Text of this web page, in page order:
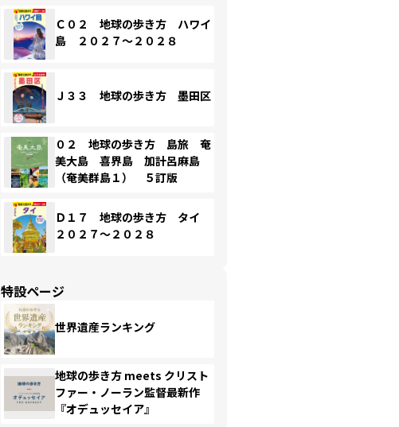
Ｃ０２ 地球の歩き方 ハワイ
島 ２０２７～２０２８
Ｊ３３ 地球の歩き方 墨田区
０２ 地球の歩き方 島旅 奄
美大島 喜界島 加計呂麻島
（奄美群島１） ５訂版
Ｄ１７ 地球の歩き方 タイ
２０２７～２０２８
特設ページ
世界遺産ランキング
地球の歩き方 meets クリスト
ファー・ノーラン監督最新作
『オデュッセイア』